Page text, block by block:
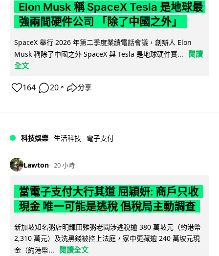
Elon Musk 稱 SpaceX Tesla 是地球最
強兩間硬件公司 「除了中國之外」
SpaceX 舉行 2026 年第二季度業績電話會議，創辦人 Elon
Musk 稱除了中國之外 SpaceX 與 Tesla 是地球硬件實...
閱讀
全文
164 20 ↗ 分享
科技娛樂 生活科技 電子支付
Lawton 20 小時
當電子支付大行其道 屈穎妍: 商戶只收
現金 唯一可能是逃稅 倡稅局主動調查
新加坡知名粥店明輝田雞粥老闆涉逃稅逾 380 萬坡元（約港幣
2,310 萬元）及洗黑錢被控上法庭，家中更藏逾 240 萬坡元現
金（約港幣...
閱讀全文